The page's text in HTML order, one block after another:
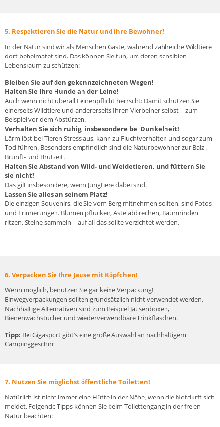
5. Respektieren Sie die Natur und ihre Bewohner!
In der Natur sind wir als Menschen Gäste, während zahlreiche Wildtiere
dort beheimatet sind. Das können Sie tun, um deren sensiblen
Lebensraum zu schützen:
Bleiben Sie auf den gekennzeichneten Wegen!
Halten Sie Ihre Hunde an der Leine!
Auch wenn nicht überall Leinenpflicht herrscht: Damit schützen Sie
einerseits Wildtiere und andererseits Ihren Vierbeiner selbst – zum
Beispiel vor dem Abstürzen.
Verhalten Sie sich ruhig, insbesondere bei Dunkelheit!
Lärm löst bei Tieren Stress aus, kann zu Fluchtverhalten und sogar zum
Tod führen. Besonders empfindlich sind die Naturbewohner zur Balz-,
Brunft- und Brutzeit.
Halten Sie Abstand von Wild- und Weidetieren, und füttern Sie
sie nicht!
Das gilt insbesondere, wenn Jungtiere dabei sind.
Lassen Sie alles an seinem Platz!
Die einzigen Souvenirs, die Sie vom Berg mitnehmen sollten, sind Fotos
und Erinnerungen. Blumen pflücken, Äste abbrechen, Baumrinden
ritzen, Steine sammeln – auf all das sollte verzichtet werden.
6. Verpacken Sie Ihre Jause mit Köpfchen!
Wenn möglich, benutzen Sie gar keine Verpackung!
Einwegverpackungen sollten grundsätzlich nicht verwendet werden.
Nachhaltige Alternativen sind zum Beispiel Jausenboxen,
Bienenwachstücher und wiederverwendbare Trinkflaschen.
Tipp: Bei Gigasport gibt’s eine große Auswahl an nachhaltigem
Campinggeschirr.
7. Nutzen Sie möglichst öffentliche Toiletten!
Natürlich ist nicht immer eine Hütte in der Nähe, wenn die Notdurft sich
meldet. Folgende Tipps können Sie beim Toilettengang in der freien
Natur beachten: